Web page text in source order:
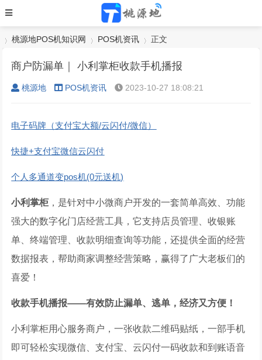
桃源地POS机知识网
›
POS机资讯
›
正文
商户防漏单｜ 小利掌柜收款手机播报
桃源地 POS机资讯 2023-10-27 18:08:21
电子码牌（支付宝大额/云闪付/微信）
快捷+支付宝微信云闪付
个人多通道变pos机(0元送机)
小利掌柜，是针对中小微商户开发的一套简单高效、功能
强大的数字化门店经营工具，它支持店员管理、收银账
单、终端管理、收款明细查询等功能，还提供全面的经营
数据报表，帮助商家调整经营策略，赢得了广大老板们的
喜爱！
收款手机播报——有效防止漏单、逃单，经济又方便！
小利掌柜用心服务商户，一张收款二维码贴纸，一部手机
即可轻松实现微信、支付宝、云闪付一码收款和到账语音